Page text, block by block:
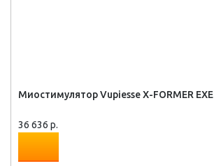
Миостимулятор Vupiesse X-FORMER EXE
36 636 р.